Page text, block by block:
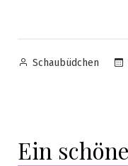
Schaubüdchen
Ein